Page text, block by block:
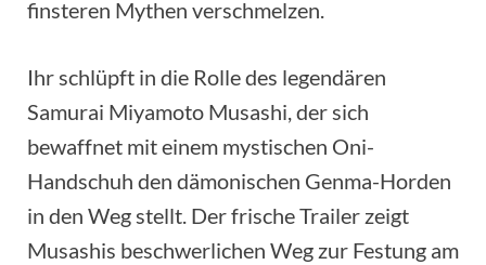
finsteren Mythen verschmelzen.
Ihr schlüpft in die Rolle des legendären
Samurai Miyamoto Musashi, der sich
bewaffnet mit einem mystischen Oni-
Handschuh den dämonischen Genma-Horden
in den Weg stellt. Der frische Trailer zeigt
Musashis beschwerlichen Weg zur Festung am